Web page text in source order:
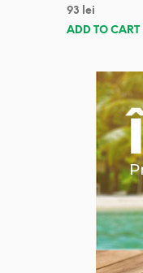
93
lei
ADD TO CART